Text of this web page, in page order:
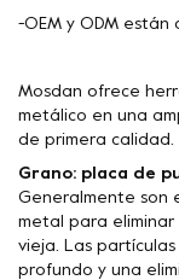
-OEM y ODM están
Mosdan ofrece
metálico en una
de primera calidad.
Grano: placa de
Generalmente son
metal para
vieja. Las
profundo y una